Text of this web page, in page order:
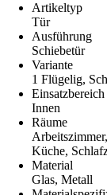
Artikeltyp
Tür
Ausführung
Schiebetür
Variante
1 Flügelig,
Einsatzbereich
Innen
Räume
Küche,
Material
Glas, Metall